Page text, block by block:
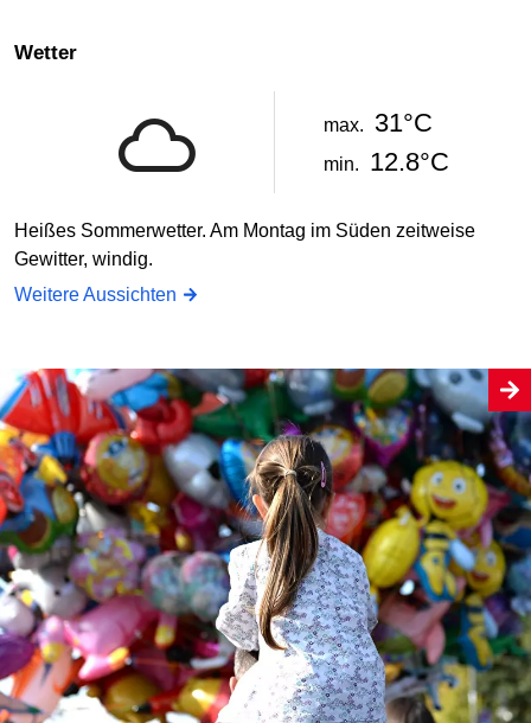
Wetter
max. 31°C
min. 12.8°C
Heißes Sommerwetter. Am Montag im Süden zeitweise
Gewitter, windig.
Weitere Aussichten